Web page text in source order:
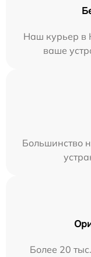
Наш курьер в
ваше
Большинство
Более 20